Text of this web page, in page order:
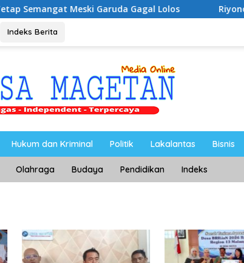
Garuda Gagal Lolos Riyono Caping
Indeks Berita
Hukum dan Kriminal Politik Lakalantas Bisnis
Olahraga Budaya Pendidikan Indeks